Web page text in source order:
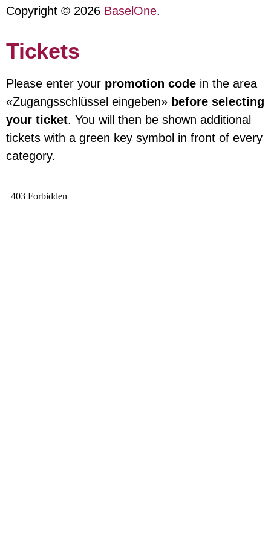
Copyright © 2026 BaselOne.
Tickets
Please enter your promotion code in the area
«Zugangsschlüssel eingeben» before selecting
your ticket. You will then be shown additional
tickets with a green key symbol in front of every
category.